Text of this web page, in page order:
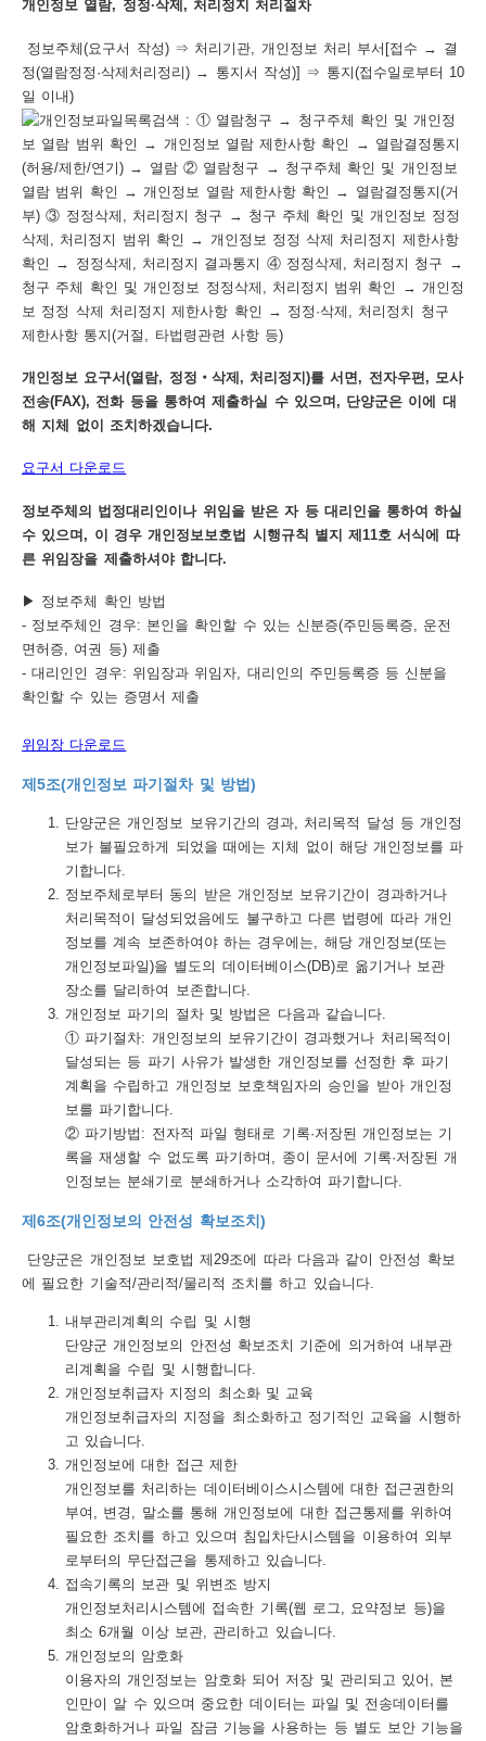
개인정보 열람, 정정·삭제, 처리정지 처리절차
정보주체(요구서 작성) ⇒ 처리기관, 개인정보 처리 부서[접수 → 결
정(열람정정·삭제처리정리) → 통지서 작성)] ⇒ 통지(접수일로부터 10
일 이내)
개인정보 요구서(열람, 정정‧삭제, 처리정지)를 서면, 전자우편, 모사
전송(FAX), 전화 등을 통하여 제출하실 수 있으며, 단양군은 이에 대
해 지체 없이 조치하겠습니다.
요구서 다운로드
정보주체의 법정대리인이나 위임을 받은 자 등 대리인을 통하여 하실
수 있으며, 이 경우 개인정보보호법 시행규칙 별지 제11호 서식에 따
른 위임장을 제출하셔야 합니다.
▶ 정보주체 확인 방법
- 정보주체인 경우: 본인을 확인할 수 있는 신분증(주민등록증, 운전
면허증, 여권 등) 제출
- 대리인인 경우: 위임장과 위임자, 대리인의 주민등록증 등 신분을
확인할 수 있는 증명서 제출
위임장 다운로드
제5조(개인정보 파기절차 및 방법)
단양군은 개인정보 보유기간의 경과, 처리목적 달성 등 개인정
보가 불필요하게 되었을 때에는 지체 없이 해당 개인정보를 파
기합니다.
정보주체로부터 동의 받은 개인정보 보유기간이 경과하거나
처리목적이 달성되었음에도 불구하고 다른 법령에 따라 개인
정보를 계속 보존하여야 하는 경우에는, 해당 개인정보(또는
개인정보파일)을 별도의 데이터베이스(DB)로 옮기거나 보관
장소를 달리하여 보존합니다.
개인정보 파기의 절차 및 방법은 다음과 같습니다.
① 파기절차: 개인정보의 보유기간이 경과했거나 처리목적이
달성되는 등 파기 사유가 발생한 개인정보를 선정한 후 파기
계획을 수립하고 개인정보 보호책임자의 승인을 받아 개인정
보를 파기합니다.
② 파기방법: 전자적 파일 형태로 기록·저장된 개인정보는 기
록을 재생할 수 없도록 파기하며, 종이 문서에 기록·저장된 개
인정보는 분쇄기로 분쇄하거나 소각하여 파기합니다.
제6조(개인정보의 안전성 확보조치)
단양군은 개인정보 보호법 제29조에 따라 다음과 같이 안전성 확보
에 필요한 기술적/관리적/물리적 조치를 하고 있습니다.
내부관리계획의 수립 및 시행
단양군 개인정보의 안전성 확보조치 기준에 의거하여 내부관
리계획을 수립 및 시행합니다.
개인정보취급자 지정의 최소화 및 교육
개인정보취급자의 지정을 최소화하고 정기적인 교육을 시행하
고 있습니다.
개인정보에 대한 접근 제한
개인정보를 처리하는 데이터베이스시스템에 대한 접근권한의
부여, 변경, 말소를 통해 개인정보에 대한 접근통제를 위하여
필요한 조치를 하고 있으며 침입차단시스템을 이용하여 외부
로부터의 무단접근을 통제하고 있습니다.
접속기록의 보관 및 위변조 방지
개인정보처리시스템에 접속한 기록(웹 로그, 요약정보 등)을
최소 6개월 이상 보관, 관리하고 있습니다.
개인정보의 암호화
이용자의 개인정보는 암호화 되어 저장 및 관리되고 있어, 본
인만이 알 수 있으며 중요한 데이터는 파일 및 전송데이터를
암호화하거나 파일 잠금 기능을 사용하는 등 별도 보안 기능을